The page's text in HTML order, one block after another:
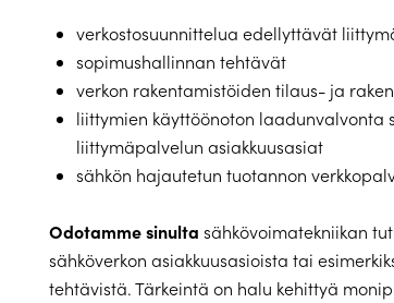
verkostosuunnittelua edellyttävät
sopimushallinnan tehtävät
verkon rakentamistöiden tilaus- ja
liittymien käyttöönoton laadunvalvonta
liittymäpalvelun asiakkuusasiat
sähkön hajautetun tuotannon
Odotamme sinulta sähkövoimatekniikan
sähköverkon asiakkuusasioista tai
tehtävistä. Tärkeintä on halu kehittyä